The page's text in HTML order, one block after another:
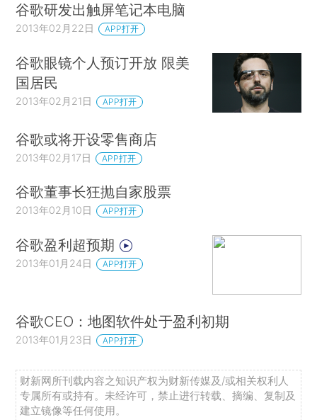
谷歌研发出触屏笔记本电脑
2013年02月22日 APP打开
谷歌眼镜个人预订开放 限美
国居民
2013年02月21日 APP打开
谷歌或将开设零售商店
2013年02月17日 APP打开
谷歌董事长狂抛自家股票
2013年02月10日 APP打开
谷歌盈利超预期
2013年01月24日 APP打开
谷歌CEO：地图软件处于盈利初期
2013年01月23日 APP打开
财新网所刊载内容之知识产权为财新传媒及/或相关权利人
专属所有或持有。未经许可，禁止进行转载、摘编、复制及
建立镜像等任何使用。